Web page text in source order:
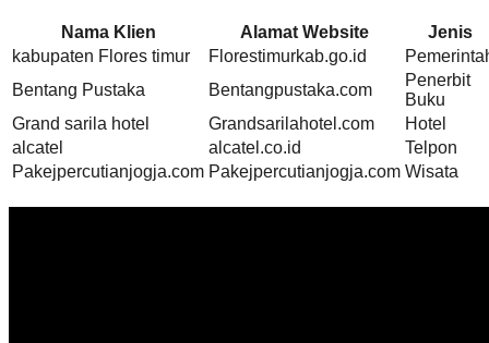
Nama Klien Alamat Website
Jenis
kabupaten Flores timur
Florestimurkab.go.id
Bentang Pustaka
Bentangpustaka.com
Penerbit
Buku
Grand sarila hotel
Grandsarilahotel.com
Hotel
alcatel
alcatel.co.id
Telpon
Pakejpercutianjogja.com Pakejpercutianjogja.com Wisata